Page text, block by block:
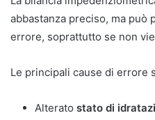
abbastanza preciso, ma può
errore, soprattutto se non
Le principali cause di errore
Alterato stato di